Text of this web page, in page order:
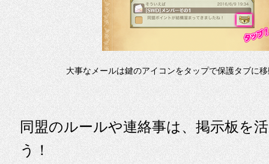
大事なメールは鍵のアイコンをタップで保護タブに
同盟のルールや連絡事は、掲示板を
う！